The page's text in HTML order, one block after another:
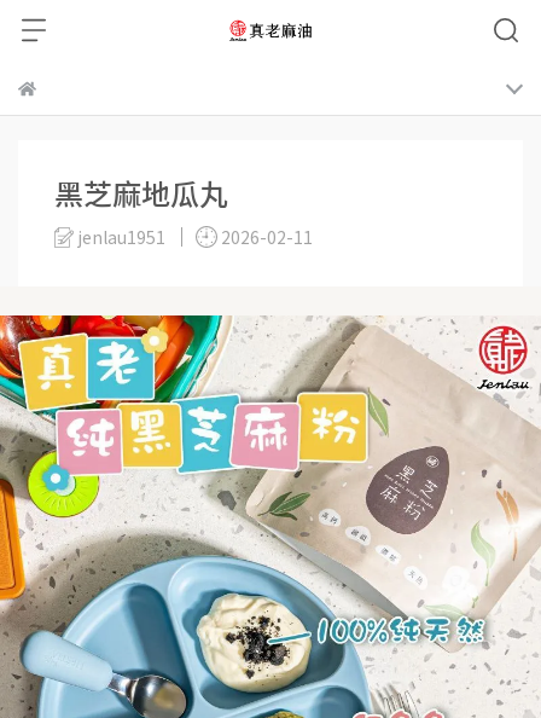
黑芝麻地瓜丸
jenlau1951 2026-02-11